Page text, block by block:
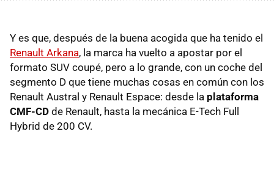
Y es que, después de la buena acogida que ha tenido el
Renault Arkana, la marca ha vuelto a apostar por el
formato SUV coupé, pero a lo grande, con un coche del
segmento D que tiene muchas cosas en común con los
Renault Austral y Renault Espace: desde la plataforma
CMF-CD de Renault, hasta la mecánica E-Tech Full
Hybrid de 200 CV.